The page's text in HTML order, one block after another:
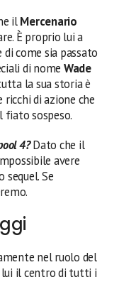
ilMercenario
È proprio lui a
come sia passato
di nome Wade
la sua storia è
di azione che
sospeso.
4?Dato che il
avere
Se
nel ruolo del
il centro di tutti i